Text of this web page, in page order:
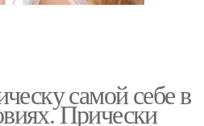
самой себе в
Прически